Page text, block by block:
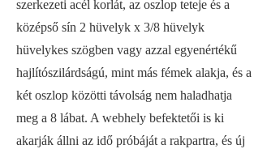
szerkezeti acél korlát, az oszlop teteje és a
középső sín 2 hüvelyk x 3/8 hüvelyk
hüvelykes szögben vagy azzal egyenértékű
hajlítószilárdságú, mint más fémek alakja, és a
két oszlop közötti távolság nem haladhatja
meg a 8 lábat. A webhely befektetői is ki
akarják állni az idő próbáját a rakpartra, és új